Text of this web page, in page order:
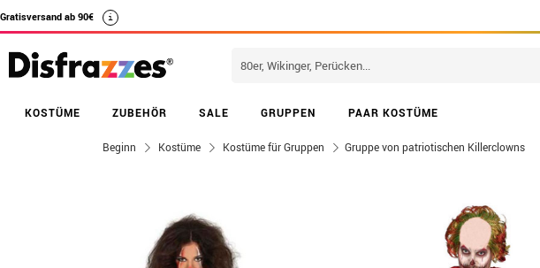
Gratisversand ab 90€ i
KOSTÜME ZUBEHÖR SALE GRUPPEN PAAR KOSTÜME
Beginn Kostüme Kostüme für Gruppen Gruppe von patriotischen Killerclowns